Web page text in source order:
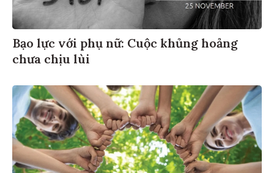
Bạo lực với phụ nữ: Cuộc khủng hoảng
chưa chịu lùi